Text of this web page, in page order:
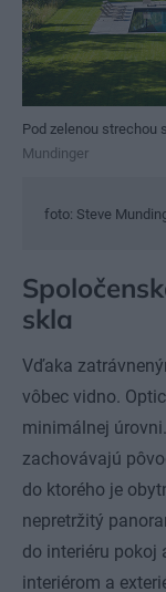
Pod zelenou strechou
Mundinger
foto: Steve
skla
Vďaka
vôbec vidno.
minimálnej
zachovávajú
do ktorého je
nepretržitý
do interiéru pokoj
interiérom a